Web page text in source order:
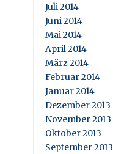
Juli 2014
Juni 2014
Mai 2014
April 2014
März 2014
Februar 2014
Januar 2014
Dezember 2013
November 2013
Oktober 2013
September 2013